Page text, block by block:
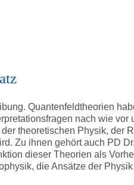
Quantenfeldtheorien
nach wie vor
theoretischen Physik, der
Zu ihnen gehört auch PD
dieser Theorien als
die Ansätze der